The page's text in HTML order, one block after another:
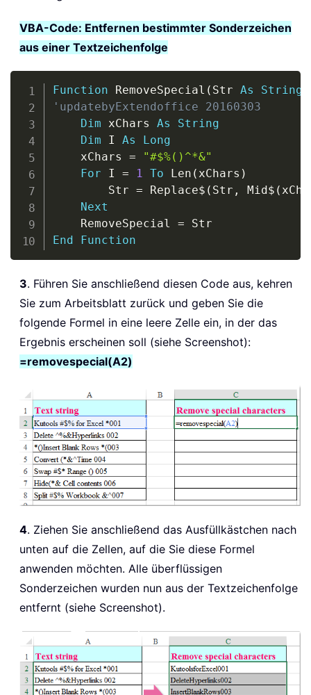
VBA-Code: Entfernen bestimmter Sonderzeichen
aus einer Textzeichenfolge
Function RemoveSpecial ( Str As String
'updatebyExtendoffice 20160303
Dim xChars As
String
Dim I As
Long
    xChars
=
"#$%()^*&"
For I = 1 To Len ( xChars )
        Str
= Replace$ ( Str , Mid $ (
Next
    RemoveSpecial
=
End
Function
Copy
3. Führen Sie anschließend diesen Code aus, kehren
Sie zum Arbeitsblatt zurück und geben Sie die
folgende Formel in eine leere Zelle ein, in der das
Ergebnis erscheinen soll (siehe Screenshot):
=removespecial(A2)
4. Ziehen Sie anschließend das Ausfüllkästchen nach
unten auf die Zellen, auf die Sie diese Formel
anwenden möchten. Alle überflüssigen
Sonderzeichen wurden nun aus der Textzeichenfolge
entfernt (siehe Screenshot).